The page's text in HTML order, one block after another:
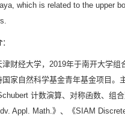
which is related to the upper
：
津财经大学，2019年于南开大学组
家自然科学基金青年基金项目。
计数演算、对称函数、组
Appl. Math.》、《SIAM